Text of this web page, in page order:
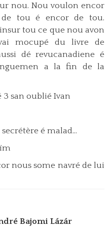
nou. Nou voulon encor
tou é encor de tou.
tou ce que nou avon
mocupé du livre de
dé revucanadiene é
a la fin de la
3 san oublié Ivan
secrétère é malad…
nous some navré de lui
Bajomi Lázár